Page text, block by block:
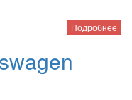
Подробнее